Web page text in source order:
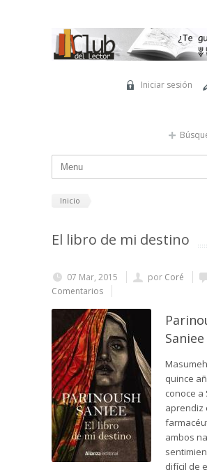
Iniciar sesión
Inicio
El libro de mi destino
07 Mar, 2015 por Coré
Comentarios
Saniee
quince
conoce a
aprendiz
ambos
difícil de